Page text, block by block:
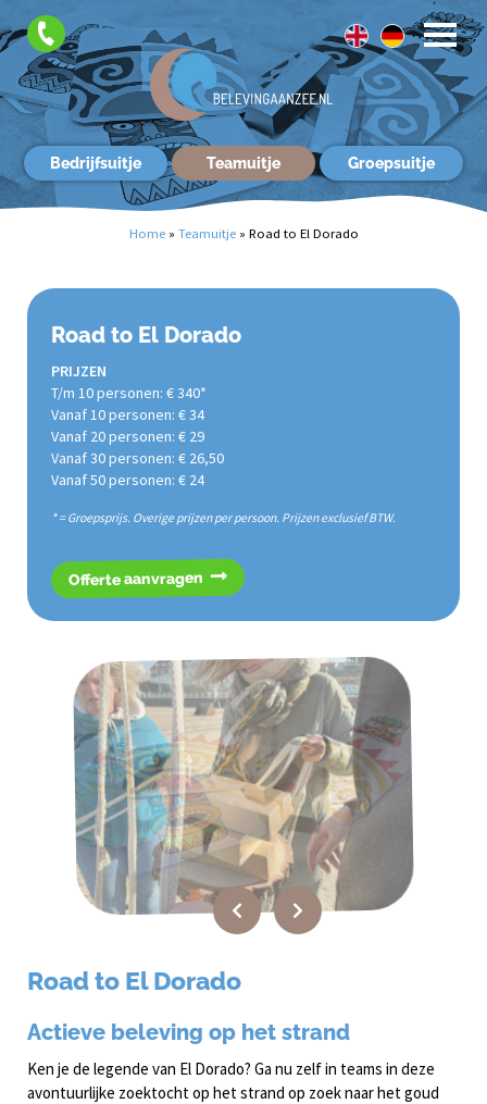
Bedrijfsuitje Teamuitje Groepsuitje
FAQ
Contact
Home » Teamuitje » Road to El Dorado
Road to El Dorado
PRIJZEN
T/m 10 personen: € 340*
Vanaf 10 personen: € 34
Vanaf 20 personen: € 29
Vanaf 30 personen: € 26,50
Vanaf 50 personen: € 24
* = Groepsprijs. Overige prijzen per persoon. Prijzen exclusief BTW.
Offerte aanvragen
Road to El Dorado
Actieve beleving op het strand
Ken je de legende van El Dorado? Ga nu zelf in teams in deze
avontuurlijke zoektocht op het strand op zoek naar het goud